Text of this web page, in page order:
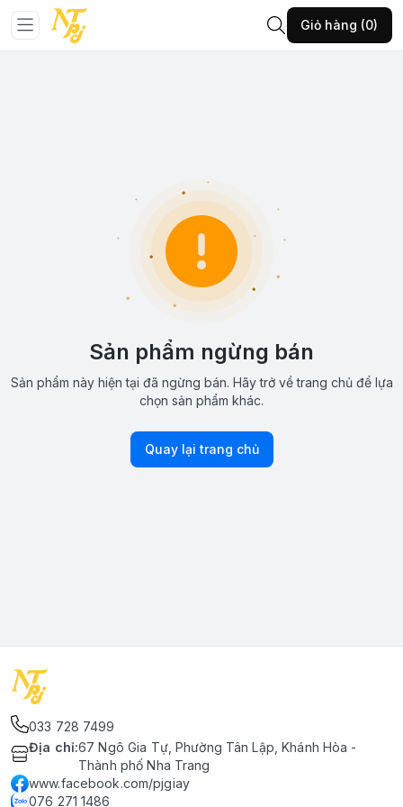
Giỏ hàng (0)
Sản phẩm ngừng bán
Sản phẩm này hiện tại đã ngừng bán. Hãy trở về trang chủ để lựa
chọn sản phẩm khác.
Quay lại trang chủ
033 728 7499
Địa chỉ:67 Ngô Gia Tự, Phường Tân Lập, Khánh Hòa -
Thành phố Nha Trang
www.facebook.com/pjgiay
076 271 1486